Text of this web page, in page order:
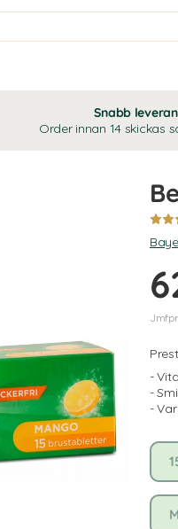
Snabb
Order innan 14 skickas
-
-
-